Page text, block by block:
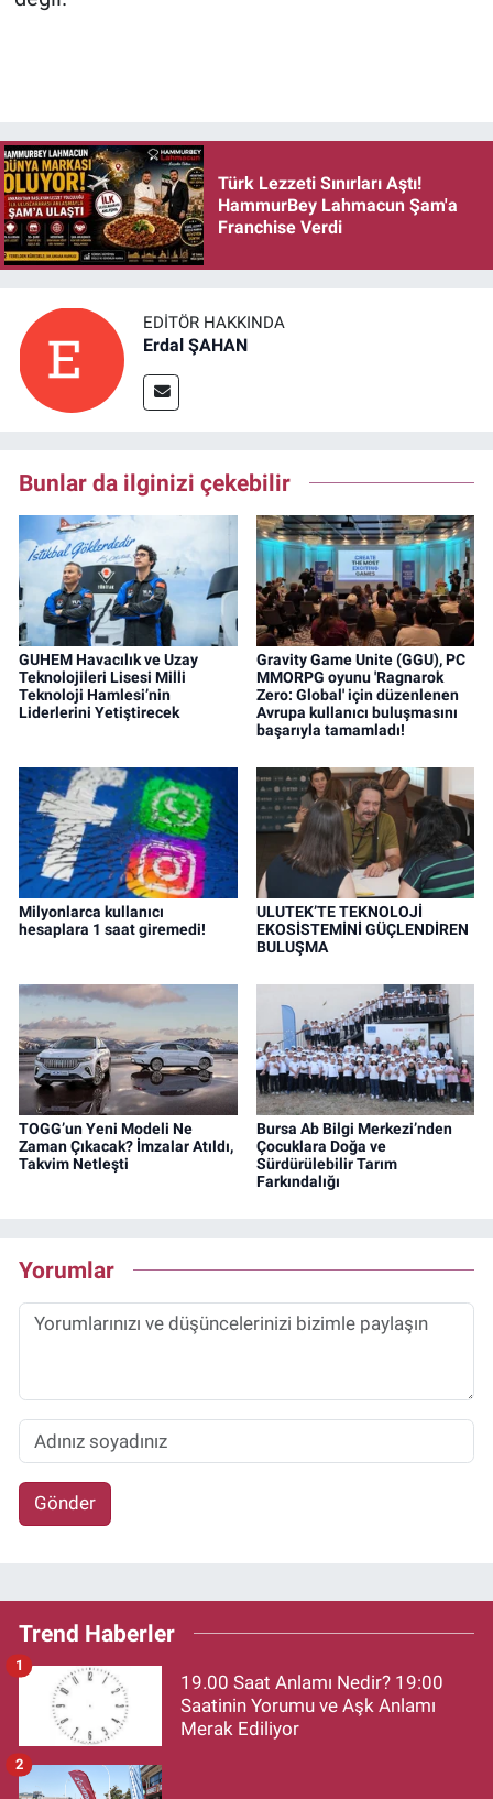
Türk Lezzeti Sınırları Aştı!
HammurBey Lahmacun Şam'a
Franchise Verdi
EDITÖR HAKKINDA
Erdal ŞAHAN
Bunlar da ilginizi çekebilir
GUHEM Havacılık ve Uzay
Teknolojileri Lisesi Milli
Teknoloji Hamlesi’nin
Liderlerini Yetiştirecek
Gravity Game Unite (GGU), PC
MMORPG oyunu 'Ragnarok
Zero: Global' için düzenlenen
Avrupa kullanıcı buluşmasını
başarıyla tamamladı!
Milyonlarca kullanıcı
hesaplara 1 saat giremedi!
ULUTEK’TE TEKNOLOJİ
EKOSİSTEMİNİ GÜÇLENDİREN
BULUŞMA
TOGG’un Yeni Modeli Ne
Zaman Çıkacak? İmzalar Atıldı,
Takvim Netleşti
Bursa Ab Bilgi Merkezi’nden
Çocuklara Doğa ve
Sürdürülebilir Tarım
Farkındalığı
Yorumlar
Gönder
Trend Haberler
19.00 Saat Anlamı Nedir? 19:00
Saatinin Yorumu ve Aşk Anlamı
Merak Ediliyor
1
2